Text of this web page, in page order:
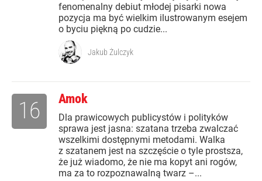
fenomenalny debiut młodej pisarki nowa
pozycja ma być wielkim ilustrowanym esejem
o byciu piękną po cudzie...
Jakub Żulczyk
Amok
Dla prawicowych publicystów i polityków
sprawa jest jasna: szatana trzeba zwalczać
wszelkimi dostępnymi metodami. Walka
z szatanem jest na szczęście o tyle prostsza,
że już wiadomo, że nie ma kopyt ani rogów,
ma za to rozpoznawalną twarz –...
16